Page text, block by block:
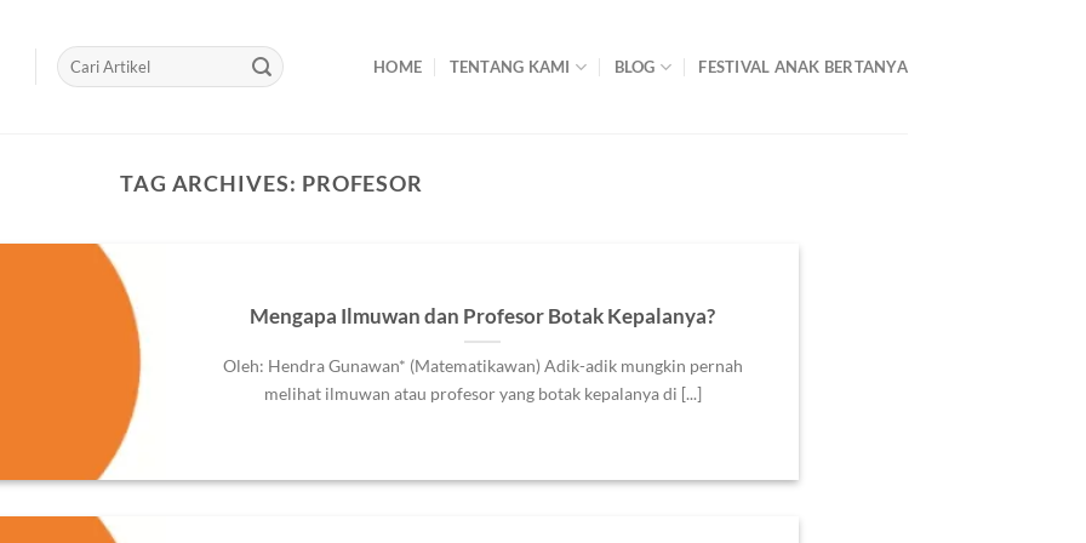
HOME TENTANG KAMI BLOG FESTIVAL ANAK BERTANYA
TAG ARCHIVES: PROFESOR
Mengapa Ilmuwan dan Profesor Botak Kepalanya?
Oleh: Hendra Gunawan* (Matematikawan) Adik-adik mungkin pernah
melihat ilmuwan atau profesor yang botak kepalanya di [...]